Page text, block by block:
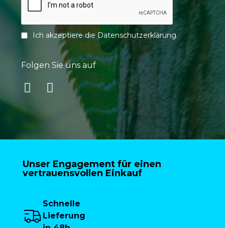
Ich akzeptiere dieDatenschutzerklärung.
Folgen Sie uns auf
Unser Engagement für einen
vertrauensvollen Einkauf
Schnelle
Lieferung